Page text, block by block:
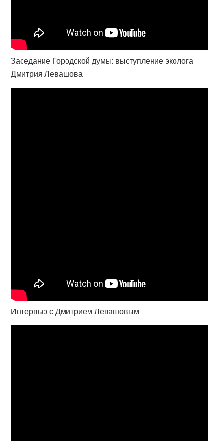
Заседание Городской думы: выступление эколога
Дмитрия Левашова
Интервью с Дмитрием Левашовым